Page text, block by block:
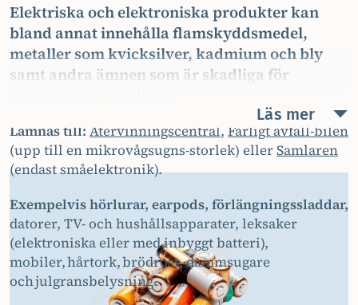
Elektriska och elektroniska produkter kan
bland annat innehålla flamskyddsmedel,
metaller som kvicksilver, kadmium och bly
samt andra ämnen som är skadliga för
Lämnas till: Återvinningscentral, Farligt avfall-bilen
(upp till en mikrovågsugns-storlek) ellerSamlaren
(endast småelektronik).
Exempelvis hörlurar, earpods, förlängningssladdar,
datorer, TV- och hushållsapparater, leksaker
(elektroniska eller med inbyggt batteri),
mobiler, hårtork, brödrost, dammsugare
och julgransbelysning.
Läs mer